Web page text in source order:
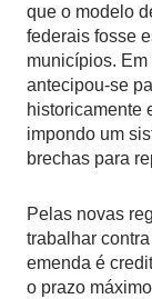
que o modelo
federais fosse
municípios.
antecipou-se
historicamente
impondo um
brechas para
Pelas novas
trabalhar
emenda é
o prazo